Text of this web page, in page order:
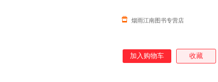
烟雨江南图书专营店
加入购物车 收藏